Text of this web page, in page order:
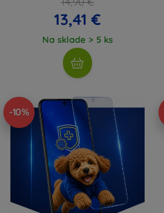
13,41 €
Na sklade > 5 ks
-10%